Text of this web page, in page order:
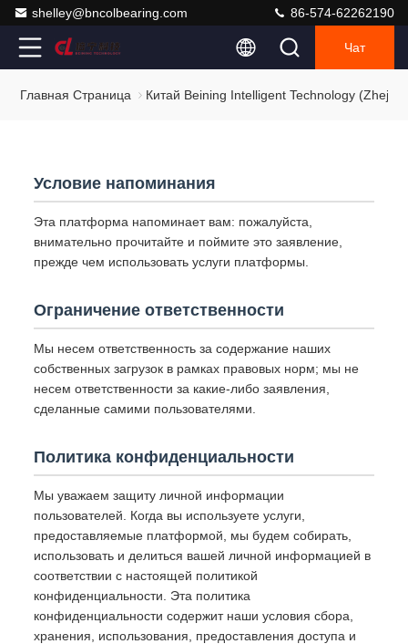
shelley@bncolbearing.com 86-574-62262190
Чат
Главная Страница Китай Beining Intelligent Technology
Условие напоминания
Эта платформа напоминает вам: пожалуйста,
внимательно прочитайте и поймите это заявление,
прежде чем использовать услуги платформы.
Ограничение ответственности
Мы несем ответственность за содержание наших
собственных загрузок в рамках правовых норм; мы не
несем ответственности за какие-либо заявления,
сделанные самими пользователями.
Политика конфиденциальности
Мы уважаем защиту личной информации
пользователей. Когда вы используете услуги,
предоставляемые платформой, мы будем собирать,
использовать и делиться вашей личной информацией в
соответствии с настоящей политикой
конфиденциальности. Эта политика
конфиденциальности содержит наши условия сбора,
хранения, использования, предоставления доступа и